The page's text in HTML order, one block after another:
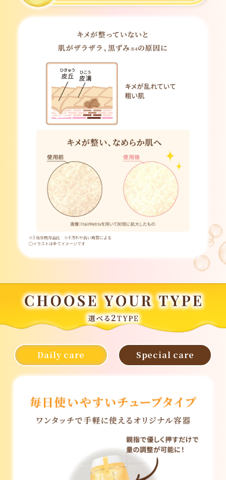
※3 当社既存品比 ※4 汚れや古い角質による
◯イラストは全てイメージです
Daily care Special care